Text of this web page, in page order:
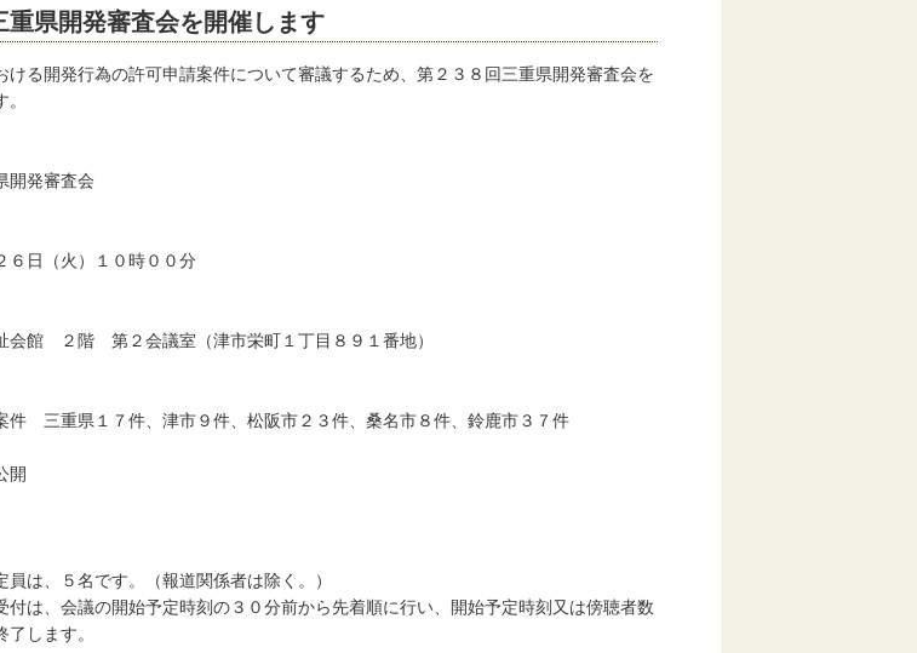
印刷する
重県開発審査会を開催します
る開発行為の許可申請案件について審議するため、第２３８回三重県開発審査会を
発審査会
日（火）１０時００分
館 ２階 第２会議室（津市栄町１丁目８９１番地）
三重県１７件、津市９件、松阪市２３件、桑名市８件、鈴鹿市３７件
開
は、５名です。（報道関係者は除く。）
、会議の開始予定時刻の３０分前から先着順に行い、開始予定時刻又は傍聴者数
します。